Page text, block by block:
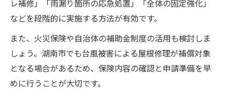
レ補修」「雨漏り箇所の応急処置」「全体の固定強化」
などを段階的に実施する方法が有効です。
また、火災保険や自治体の補助金制度の活用も検討しま
しょう。湖南市でも台風被害による屋根修理が補償対象
となる場合があるため、保険内容の確認と申請準備を早
めに行うことが大切です。